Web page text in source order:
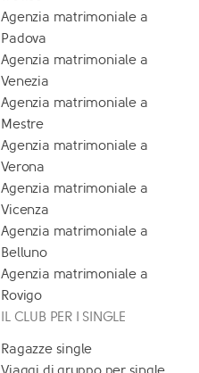
Agenzia matrimoniale a
Padova
Agenzia matrimoniale a
Venezia
Agenzia matrimoniale a
Mestre
Agenzia matrimoniale a
Verona
Agenzia matrimoniale a
Vicenza
Agenzia matrimoniale a
Belluno
Agenzia matrimoniale a
Rovigo
IL CLUB PER I SINGLE
Ragazze single